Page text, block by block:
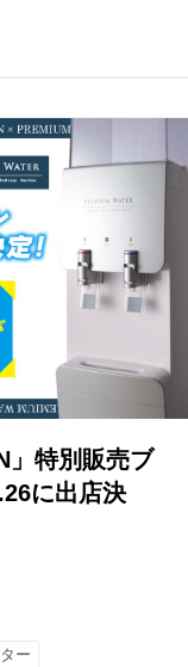
」特別販売ブ
に出店決
ー